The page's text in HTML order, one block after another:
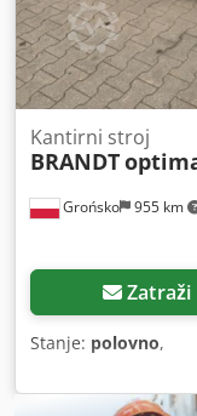
Grońsko 955 km
Kantirni stroj
BRANDT
Zatraži
Stanje: polovno,